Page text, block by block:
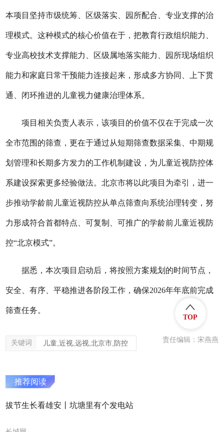
本项目坚持市级统筹、区级落实、园所配合、专业支撑的治
理模式。这种模式的核心价值在于，把教育行政组织能力、
专业高校技术支撑能力、区级属地落实能力、园所现场组织
能力和家庭日常干预能力连接起来，形成多方协同、上下贯
通、闭环推进的儿童视力健康治理体系。
项目相关负责人表示，该项目的价值不仅在于完成一次
全市范围的筛查，更在于通过从短期筛查数据采集、中期规
划管理和长期多方发力的工作机制建设，为儿童近视防控体
系建设探索更多经验做法。北京市将以此项目为牵引，进一
步推动学龄前儿童近视防控从单点筛查向系统治理转变，努
力形成符合首都特点、可复制、可推广的学龄前儿童近视防
控“北京模式”。
据悉，本次项目启动后，将按照方案规划的时间节点，
安全、有序、平稳推进各阶段工作，确保2026年年底前完成
筛查任务。
关键词 儿童,近视,远视,北京市,防控 责任编辑：宋燕燕
推荐阅读
拔节生长看雄安丨坑塘里有个发电站
TOP